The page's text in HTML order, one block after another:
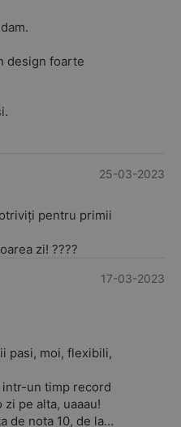
design foarte
25-03-2023
pentru primii
zi! ????
17-03-2023
pasi, moi, flexibili,
intr-un timp record
pe alta, uaaau!
de nota 10, de la